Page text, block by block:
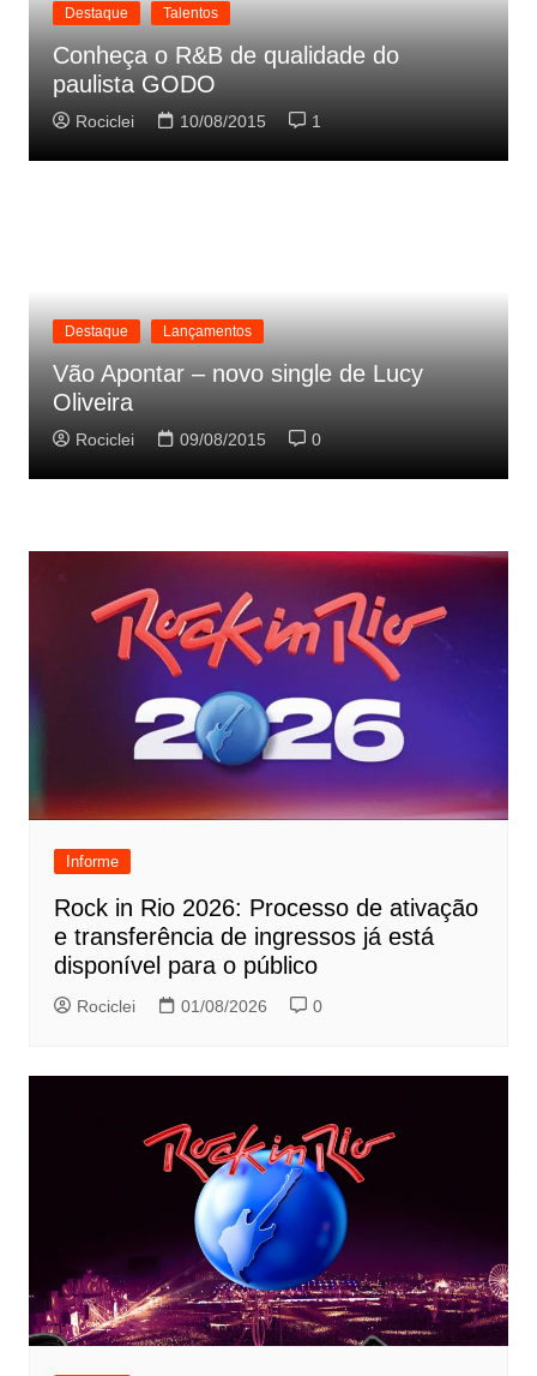
Destaque Talentos
Conheça o R&B de qualidade do
paulista GODO
Rociclei 10/08/2015 1
Destaque Lançamentos
Vão Apontar – novo single de Lucy
Oliveira
Rociclei 09/08/2015 0
Informe
Rock in Rio 2026: Processo de ativação
e transferência de ingressos já está
disponível para o público
Rociclei 01/08/2026 0